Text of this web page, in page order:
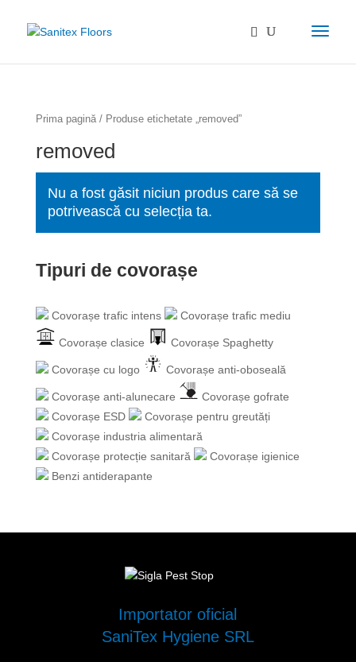
Prima pagină/ Produse etichetate „removed”
removed
Nu a fost găsit niciun produs care să se
potrivească cu selecția ta.
Tipuri de covorașe
Covorașe trafic intens Covorașe trafic mediu
Covorașe clasice Covorașe Spaghetty
Covorașe cu logo Covorașe anti-oboseală
Covorașe anti-alunecare
Covorașe gofrate
Covorașe ESD
Covorașe pentru greutăți
Covorașe industria alimentară
Covorașe protecție sanitară
Covorașe igienice
Benzi antiderapante
Importator oficial
SaniTex Hygiene SRL